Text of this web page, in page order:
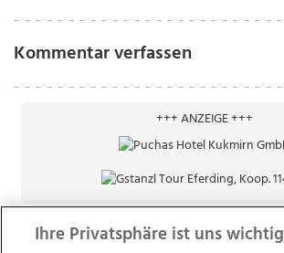
Kommentar verfassen
+++ ANZEIGE +++
Ihre Privatsphäre ist uns wichtig